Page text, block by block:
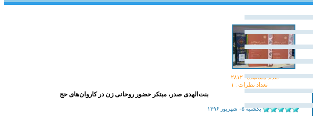
تعداد مشاهده :‌ ۲۸۱۲
تعداد نظرات : ۱
بنت‌الهدی صدر، مبتکر حضور روحانی زن در کاروان‌های حج
يکشنبه ۰۵ شهريور ۱۳۹۶